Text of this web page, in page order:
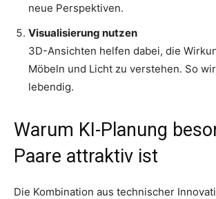
neue Perspektiven.
Visualisierung nutzen
3D-Ansichten helfen dabei, die
Möbeln und Licht zu verstehen. So
lebendig.
Warum KI-Planung
Paare attraktiv ist
Die Kombination aus technischer